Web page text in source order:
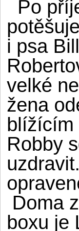
Po
i psa
velké
žena
blížícím
Robby
Doma
boxu je